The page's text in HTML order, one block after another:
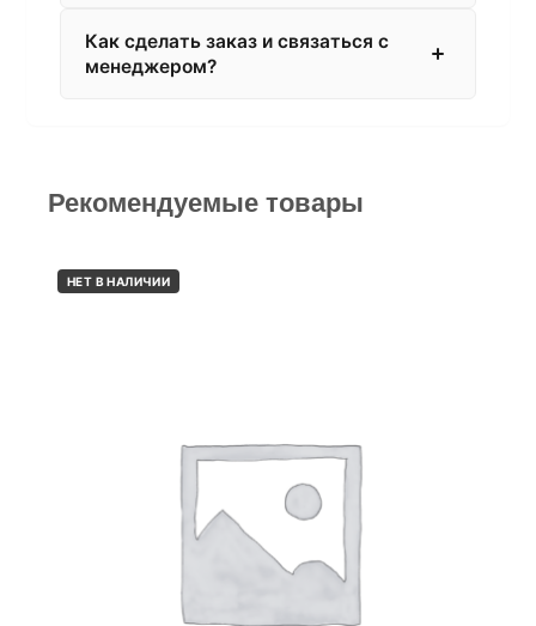
Как сделать заказ и связаться с
менеджером?
Рекомендуемые товары
НЕТ В НАЛИЧИИ